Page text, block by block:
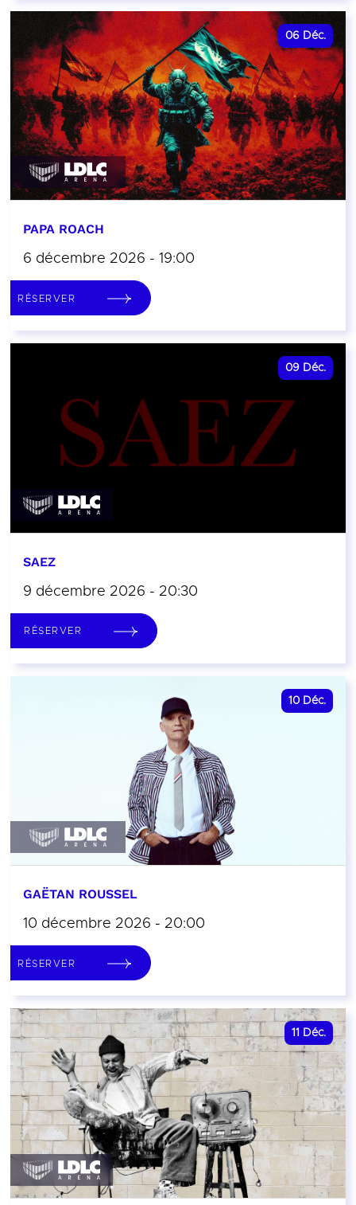
06 Déc.
PAPA ROACH
6 décembre 2026 - 19:00
RÉSERVER
09 Déc.
SAEZ
9 décembre 2026 - 20:30
RÉSERVER
10 Déc.
GAËTAN ROUSSEL
10 décembre 2026 - 20:00
RÉSERVER
11 Déc.